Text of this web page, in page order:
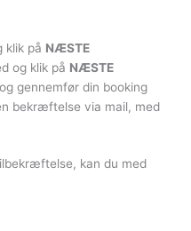
klik på NÆSTE
og klik på NÆSTE
gennemfør din booking
bekræftelse via mail, med
kan du med